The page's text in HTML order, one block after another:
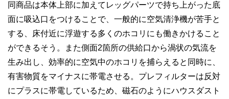
同商品は本体上部に加えてレッグパーツで持ち上がった底
面に吸込口をつけることで、一般的に空気清浄機が苦手と
する、床付近に浮遊する多くのホコリにも働きかけること
ができるそう。また側面2箇所の供給口から渦状の気流を
生み出し、効率的に空気中のホコリを捕らえると同時に、
有害物質をマイナスに帯電させる。プレフィルターは反対
にプラスに帯電しているため、磁石のようにハウスダスト